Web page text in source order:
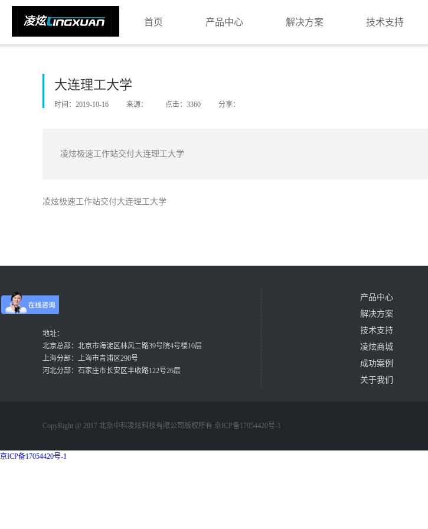
首页 产品中心 解决方案 技术支持
大连理工大学
时间：2019-10-16 来源： 点击：3360 分享：
凌炫极速工作站交付大连理工大学
凌炫极速工作站交付大连理工大学
地址：
北京总部：北京市海淀区林风二路39号院4号楼10层
上海分部：上海市青浦区290号
河北分部：石家庄市长安区丰收路122号26层
产品中心
解决方案
技术支持
凌炫商城
成功案例
关于我们
CopyRight @ 2017 北京中科凌炫科技有限公司版权所有 京ICP备17054420号-1
京ICP备17054420号-1